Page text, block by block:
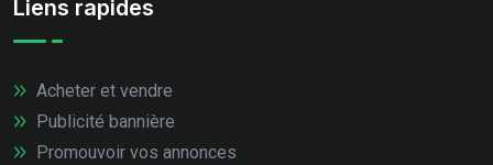
Liens rapides
Acheter et vendre
Publicité bannière
Promouvoir vos annonces